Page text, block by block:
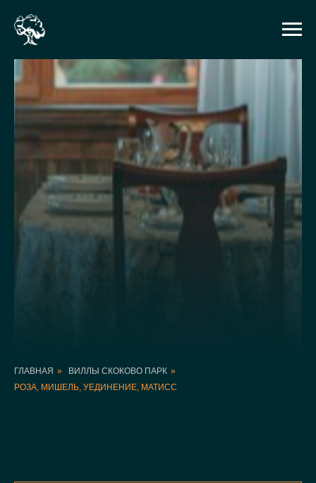
ОПИСАНИЕ ШАЛЕ
"KING SIZE PLUS" ROSE,
ГЛАВНАЯ » ВИЛЛЫ СКОКОВО ПАРК »
РОЗА, МИШЕЛЬ, УЕДИНЕНИЕ, МАТИСС